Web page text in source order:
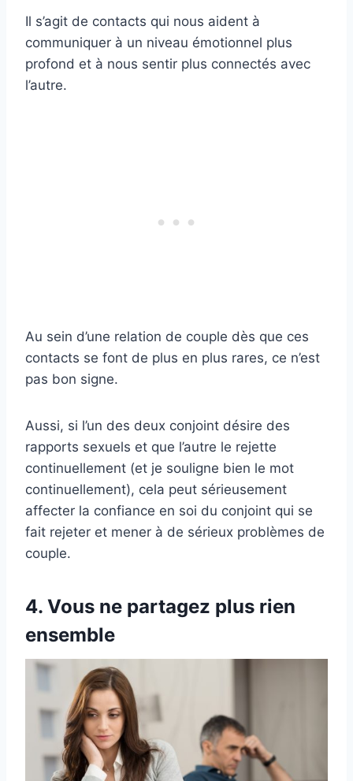
Il s’agit de contacts qui nous aident à
communiquer à un niveau émotionnel plus
profond et à nous sentir plus connectés avec
l’autre.
Au sein d’une relation de couple dès que ces
contacts se font de plus en plus rares, ce n’est
pas bon signe.
Aussi, si l’un des deux conjoint désire des
rapports sexuels et que l’autre le rejette
continuellement (et je souligne bien le mot
continuellement), cela peut sérieusement
affecter la confiance en soi du conjoint qui se
fait rejeter et mener à de sérieux problèmes de
couple.
4. Vous ne partagez plus rien
ensemble